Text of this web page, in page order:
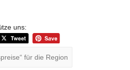
uns:
für die Region